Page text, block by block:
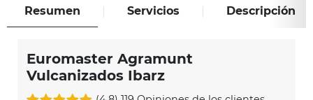
Resumen Servicios Descripción
Euromaster Agramunt
Vulcanizados Ibarz